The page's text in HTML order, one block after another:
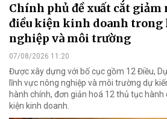
Chính phủ đề xuất cắt giảm
điều kiện kinh doanh trong
nghiệp và môi trường
07/08/2026 11:20
Được xây dựng với bố cục gồm 12 Điều,
lĩnh vực nông nghiệp và môi trường dự
hành chính, đơn giản hoá 12 thủ tục
kiện kinh doanh.